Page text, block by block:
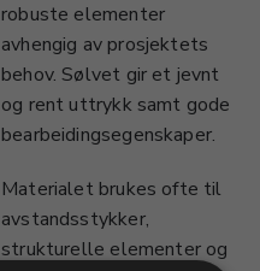
robuste elementer
avhengig av prosjektets
behov. Sølvet gir et jevnt
og rent uttrykk samt gode
bearbeidingsegenskaper.
Materialet brukes ofte til
avstandsstykker,
strukturelle elementer og